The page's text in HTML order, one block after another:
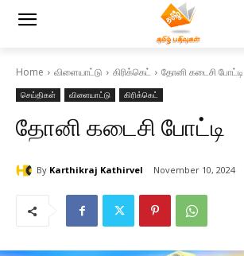
Home விளையாட்டு கிரிக்கெட் தோனி கடைசி போட்டி
செய்திகள் விளையாட்டு கிரிக்கெட்
தோனி கடைசி போட்டி
By Karthikraj Kathirvel November 10, 2024